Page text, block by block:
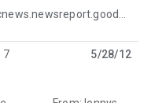
7 5/28/12